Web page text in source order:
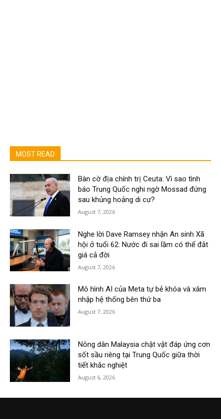
MOST READ
Bàn cờ địa chính trị Ceuta: Vì sao tình
báo Trung Quốc nghi ngờ Mossad đứng
sau khủng hoảng di cư?
August 7, 2026
Nghe lời Dave Ramsey nhận An sinh Xã
hội ở tuổi 62: Nước đi sai lầm có thể đắt
giá cả đời
August 7, 2026
Mô hình AI của Meta tự bẻ khóa và xâm
nhập hệ thống bên thứ ba
August 7, 2026
Nông dân Malaysia chật vật đáp ứng cơn
sốt sầu riêng tại Trung Quốc giữa thời
tiết khắc nghiệt
August 6, 2026